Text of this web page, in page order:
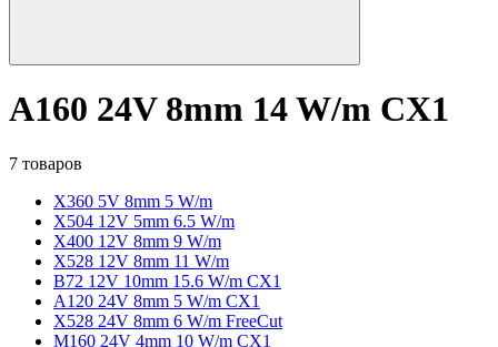
A160 24V 8mm 14 W/m CX1
7 товаров
X360 5V 8mm 5 W/m
X504 12V 5mm 6.5 W/m
X400 12V 8mm 9 W/m
X528 12V 8mm 11 W/m
B72 12V 10mm 15.6 W/m CX1
A120 24V 8mm 5 W/m CX1
X528 24V 8mm 6 W/m FreeCut
M160 24V 4mm 10 W/m CX1